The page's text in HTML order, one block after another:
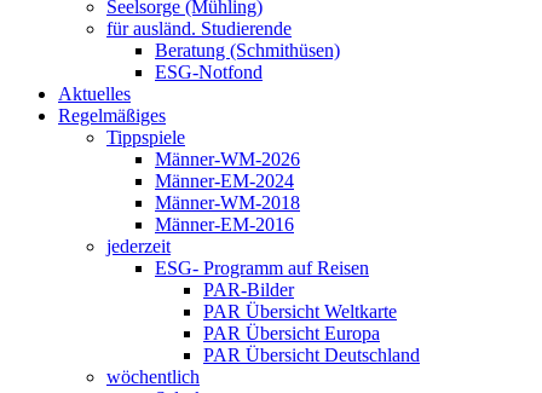
Seelsorge (Mühling)
für ausländ. Studierende
Beratung (Schmithüsen)
ESG-Notfond
Aktuelles
Regelmäßiges
Tippspiele
Männer-WM-2026
Männer-EM-2024
Männer-WM-2018
Männer-EM-2016
jederzeit
ESG- Programm auf Reisen
PAR-Bilder
PAR Übersicht Weltkarte
PAR Übersicht Europa
PAR Übersicht Deutschland
wöchentlich